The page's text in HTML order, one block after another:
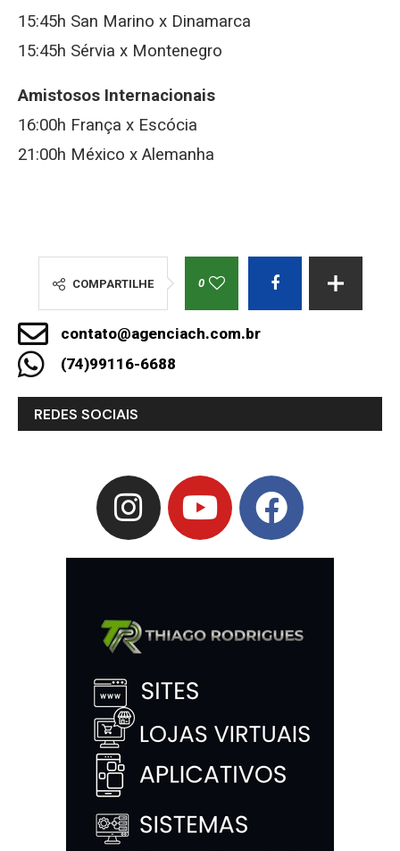
15:45h San Marino x Dinamarca
15:45h Sérvia x Montenegro
Amistosos Internacionais
16:00h França x Escócia
21:00h México x Alemanha
COMPARTILHE 0
contato@agenciach.com.br
(74)99116-6688
REDES SOCIAIS